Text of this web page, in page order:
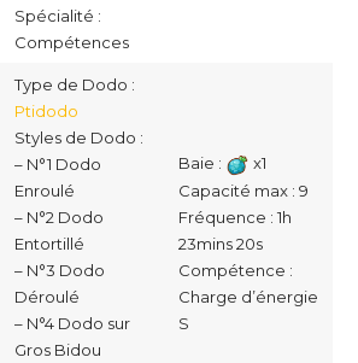
Spécialité :
Compétences
Type de Dodo :
Ptidodo
Styles de Dodo :
– N°1 Dodo
Enroulé
– N°2 Dodo
Entortillé
– N°3 Dodo
Déroulé
– N°4 Dodo sur
Gros Bidou
Baie :
x1
Capacité max : 9
Fréquence : 1h
23mins 20s
Compétence :
Charge d’énergie
S